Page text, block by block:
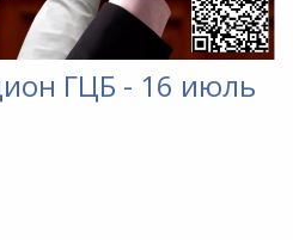
ГЦБ - 16 июль